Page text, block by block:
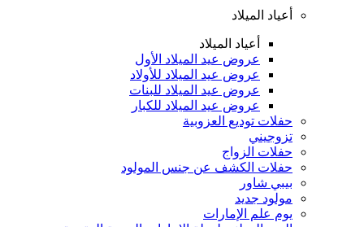
أعياد الميلاد
أعياد الميلاد
عروض عيد الميلاد الأول
عروض عيد الميلاد للأولاد
عروض عيد الميلاد للبنات
عروض عيد الميلاد للكبار
حفلات توديع العزوبية
تزوجيني
حفلات الزواج
حفلات الكشف عن جنس المولود
بيبي شاور
مولود جديد
يوم علم الإمارات